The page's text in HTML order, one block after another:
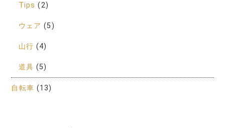
Tips (2)
ウェア (5)
山行 (4)
道具 (5)
自転車 (13)